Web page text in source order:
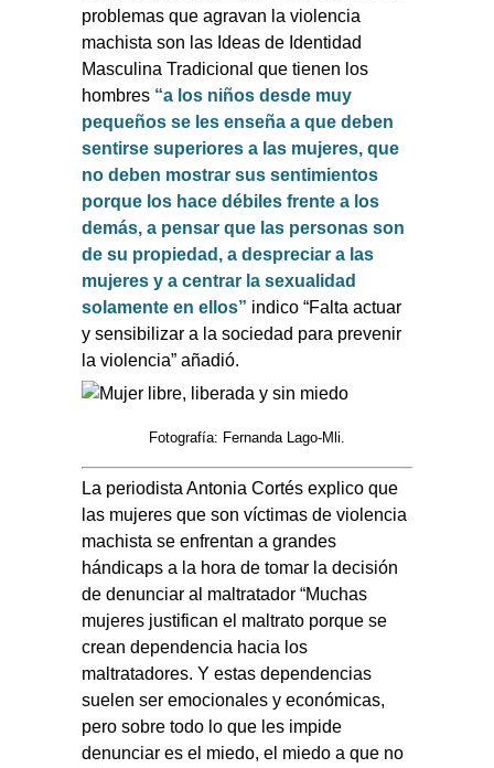
problemas que agravan la violencia
machista son las Ideas de Identidad
Masculina Tradicional que tienen los
hombres “a los niños desde muy
pequeños se les enseña a que deben
sentirse superiores a las mujeres, que
no deben mostrar sus sentimientos
porque los hace débiles frente a los
demás, a pensar que las personas son
de su propiedad, a despreciar a las
mujeres y a centrar la sexualidad
solamente en ellos” indico “Falta actuar
y sensibilizar a la sociedad para prevenir
la violencia” añadió.
Fotografía: Fernanda Lago-Mli.
La periodista Antonia Cortés explico que
las mujeres que son víctimas de violencia
machista se enfrentan a grandes
hándicaps a la hora de tomar la decisión
de denunciar al maltratador “Muchas
mujeres justifican el maltrato porque se
crean dependencia hacia los
maltratadores. Y estas dependencias
suelen ser emocionales y económicas,
pero sobre todo lo que les impide
denunciar es el miedo, el miedo a que no